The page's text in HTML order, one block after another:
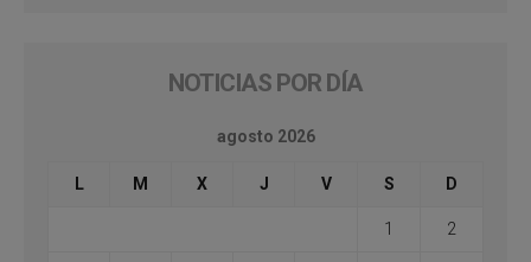
NOTICIAS POR DÍA
agosto 2026
L M X J V S D
1 2